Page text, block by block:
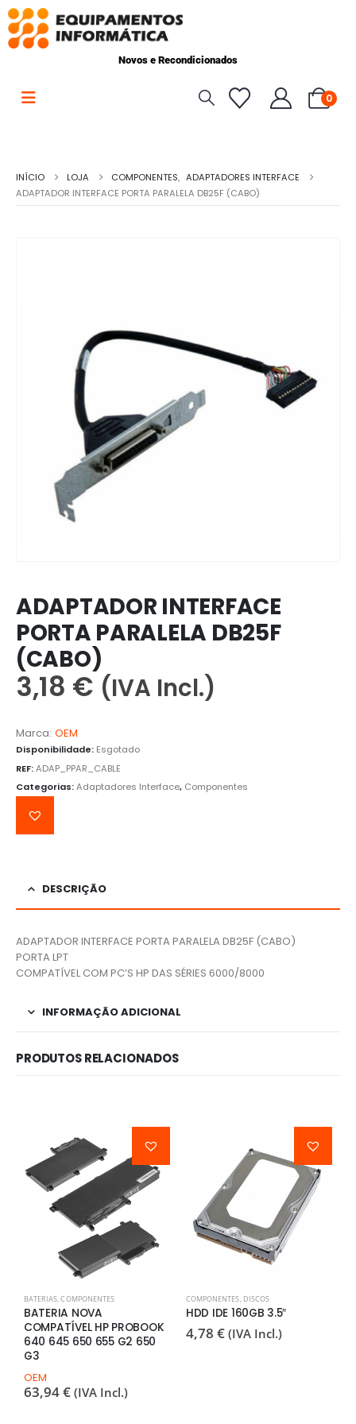
Novos e Recondicionados
0
INÍCIO LOJA COMPONENTES, ADAPTADORES INTERFACE
ADAPTADOR INTERFACE PORTA PARALELA DB25F (CABO)
ADAPTADOR INTERFACE
PORTA PARALELA DB25F
(CABO)
3,18 € (IVA Incl.)
Marca: OEM
Disponibilidade: Esgotado
REF:ADAP_PPAR_CABLE
Categorias:Adaptadores Interface, Componentes
DESCRIÇÃO
ADAPTADOR INTERFACE PORTA PARALELA DB25F (CABO)
PORTA LPT
COMPATÍVEL COM PC’S HP DAS SÉRIES 6000/8000
INFORMAÇÃO ADICIONAL
PRODUTOS RELACIONADOS
BATERIAS,COMPONENTES
BATERIA NOVA
COMPATÍVEL HP PROBOOK
640 645 650 655 G2 650
G3
OEM
63,94€ (IVA Incl.)
COMPONENTES, DISCOS
HDD IDE 160GB 3.5″
4,78 € (IVA Incl.)